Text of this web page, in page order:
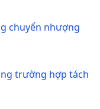
chuyển nhượng
trường hợp tách